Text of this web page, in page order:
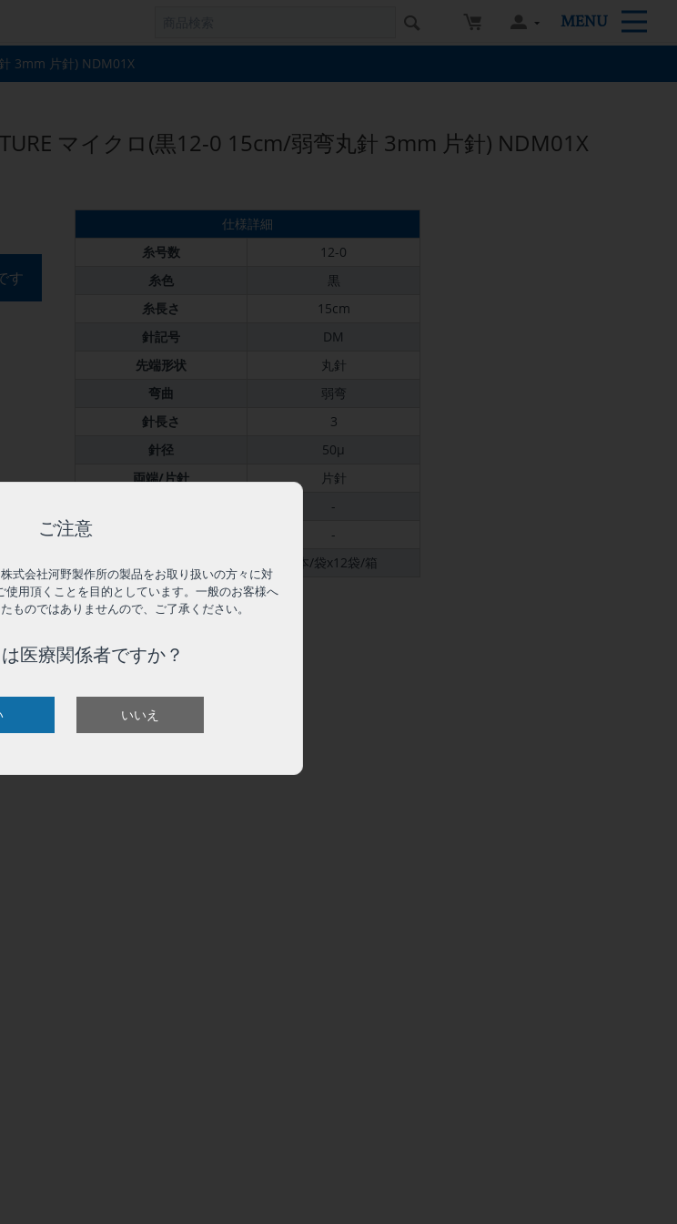
MENU
3mm 片針) NDM01X
マイクロ(黒12-0 15cm/弱弯丸針 3mm 片針) NDM01X
す
仕様詳細
糸号数
12-0
糸色
黒
糸長さ
15cm
針記号
DM
先端形状
丸針
弯曲
弱弯
針長さ
3
針径
50μ
両端/片針
片針
-
-
1本/袋x12袋/箱
ご注意
式会社河野製作所の製品をお取り扱いの方々に対
使用頂くことを目的としています。一般のお客様へ
ものではありませんので、ご了承ください。
医療関係者ですか？
いいえ